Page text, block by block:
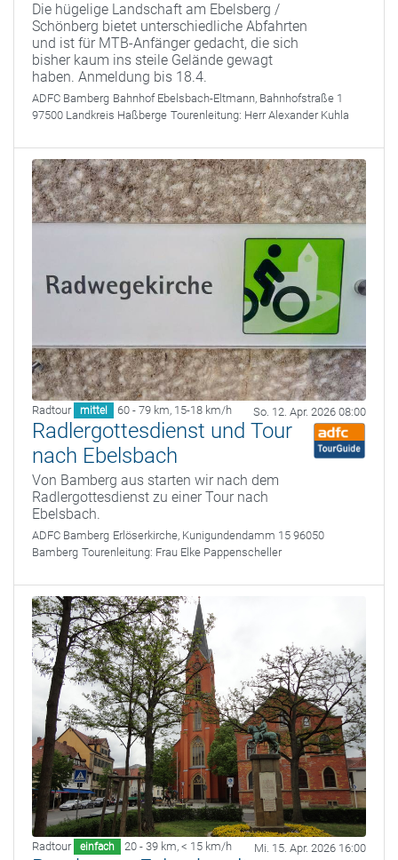
Die hügelige Landschaft am Ebelsberg /
Schönberg bietet unterschiedliche Abfahrten
und ist für MTB-Anfänger gedacht, die sich
bisher kaum ins steile Gelände gewagt
haben. Anmeldung bis 18.4.
ADFC Bamberg Bahnhof Ebelsbach-Eltmann, Bahnhofstraße 1
97500 Landkreis Haßberge Tourenleitung: Herr Alexander Kuhla
Radtour mittel 60 - 79 km, 15-18 km/h So. 12. Apr. 2026 08:00
Radlergottesdienst und Tour
nach Ebelsbach
Von Bamberg aus starten wir nach dem
Radlergottesdienst zu einer Tour nach
Ebelsbach.
ADFC Bamberg Erlöserkirche, Kunigundendamm 15 96050
Bamberg Tourenleitung: Frau Elke Pappenscheller
Radtour einfach 20 - 39 km, < 15 km/h Mi. 15. Apr. 2026 16:00